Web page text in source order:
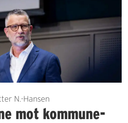
N.-Hansen
mot kommune-